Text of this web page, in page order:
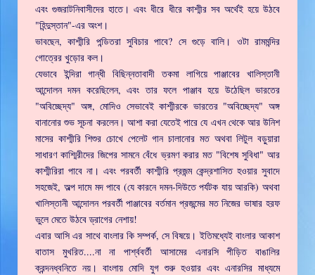
এবং গুজরাটনিবাসীদের হাতে। এবং ধীরে ধীরে কাশ্মীর সব অর্থেই হয়ে উঠবে
"হিন্দুস্তান"-এর অংশ।
ভাবছেন, কাশ্মীরি পন্ডিতরা সুবিচার পাবে? সে গুড়ে বালি। ওটা রামমন্দির
গোত্রের খুড়োর কল।
যেভাবে ইন্দিরা গান্ধী বিছিন্নতাবাদী তকমা লাগিয়ে পাঞ্জাবের খালিস্তানী
আন্দোলন দমন করেছিলেন, এবং তার ফলে পাঞ্জাব হয়ে উঠেছিল ভারতের
"অবিচ্ছেদ্য" অঙ্গ, মোদিও সেভাবেই কাশ্মীরকে ভারতের "অবিচ্ছেদ্য" অঙ্গ
বানানোর শুভ সূচনা করলেন। আশা করা যেতেই পারে যে এখন থেকে আর উনিশ
মাসের কাশ্মীরি শিশুর চোখে পেলেট গান চালানোর মত অথবা লিটুল বড়ুয়ারা
সাধারণ কাশ্মিরীদের জিপের সামনে বেঁধে ভ্রমণ করার মত "বিশেষ সুবিধা" আর
কাশ্মীরিরা পাবে না। এবং পরবর্তী কাশ্মীরি প্রজন্ম কেন্দ্রশাসিত হওয়ার সুবাদে
সহজেই, অল্প দামে মদ পাবে (যে কারনে দমন-দিউতে পর্যটক যায় আরকি) অথবা
খালিস্তানী আন্দোলন পরবর্তী পাঞ্জাবের বর্তমান প্রজন্মের মত নিজের ভাষার হরফ
ভুলে মেতে উঠবে ড্রাগের নেশায়!
এবার আসি এর সাথে বাংলার কি সম্পর্ক, সে বিষয়ে। ইতিমধ্যেই বাংলার আকাশ
বাতাস মুখরিত....না না পার্শ্ববর্তী আসামের এনারসি পীড়িত বাঙালির
ক্রন্দনধ্বনিতে নয়। বাংলায় মোদি যুগ শুরু হওয়ার এবং এনারসির মাধ্যমে